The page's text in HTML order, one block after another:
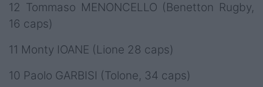
12 Tommaso MENONCELLO (Benetton Rugby,
16 caps)
11 Monty IOANE (Lione 28 caps)
10 Paolo GARBISI (Tolone, 34 caps)